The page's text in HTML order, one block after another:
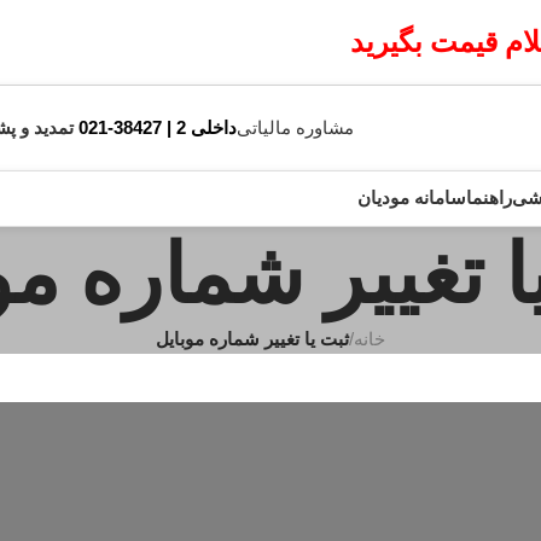
قیمت بگیرید
مشاوره مالیاتیداخلی 2 | 38427-021 تمدید و
راهنماسامانه مودیان
تغییر شماره
خانه/ثبت یا تغییر شماره موبایل